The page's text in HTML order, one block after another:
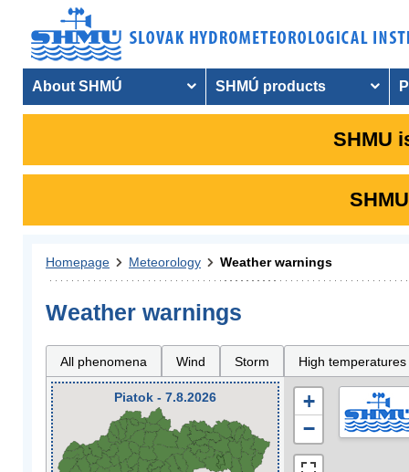
About SHMÚ SHMÚ products
SHMU
Homepage Meteorology Weather warnings
Weather warnings
All phenomena Wind Storm High temperatures
Piatok - 7.8.2026
+
−